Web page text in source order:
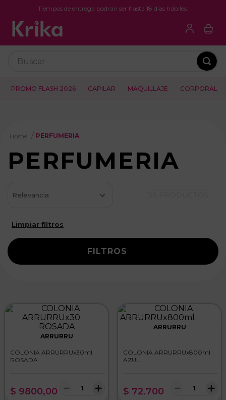
Tiempos de entrega podrán ser hasta 18 días hábiles.
PROMO FLASH 2026 CAPILAR MAQUILLAJE CORPORAL
PERFUMERIA
PERFUMERIA
Relevancia
FILTROS
ARRURRU
COLONIA ARRURRUx30ml
ROSADA
$ 9800,00 ＋
－
ARRURRU
COLONIA ARRURRUx800ml
AZUL
$ 72.700 ＋
－